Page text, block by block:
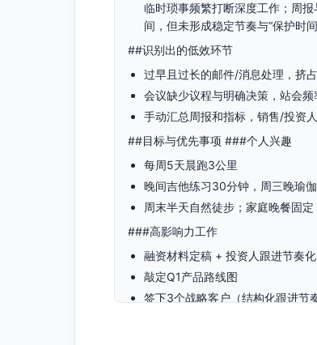
临时琐事频繁打断深度工作；周
间，但未形成稳定节奏与“保护时间
##识别出的低效环节
过早且过长的邮件/消息处理，挤
会议缺少议程与明确决策，站会
手动汇总周报和指标，销售/投资
##目标与优先事项 ###个人兴趣
每周5天晨跑3公里
晚间吉他练习30分钟，周三晚瑜伽
周末半天自然徒步；家庭晚餐固
###高影响力工作
融资材料定稿 + 投资人跟进节奏化
敲定Q1产品路线图
签下3个战略客户（结构化跟进节奏